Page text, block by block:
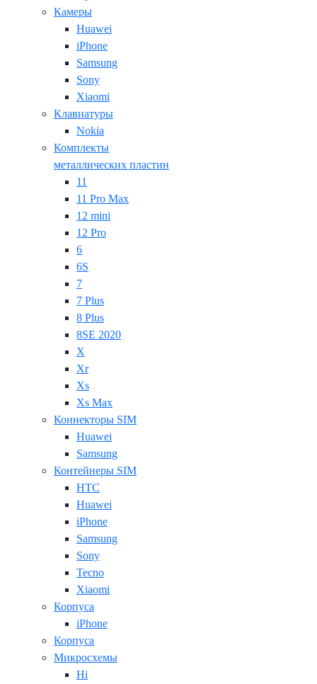
Камеры
Huawei
iPhone
Samsung
Sony
Xiaomi
Клавиатуры
Nokia
Комплекты
металлических пластин
11
11 Pro Max
12 mini
12 Pro
6
6S
7
7 Plus
8 Plus
8SE 2020
X
Xr
Xs
Xs Max
Коннекторы SIM
Huawei
Samsung
Контейнеры SIM
HTC
Huawei
iPhone
Samsung
Sony
Tecno
Xiaomi
Корпуса
iPhone
Корпуса
Микросхемы
Hi